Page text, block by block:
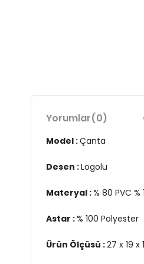
Yorumlar(0)
Model :Çanta
Desen :Logolu
Materyal :% 80 PVC
Astar :% 100 Polyester
Ürün Ölçüsü :27 x 19 x